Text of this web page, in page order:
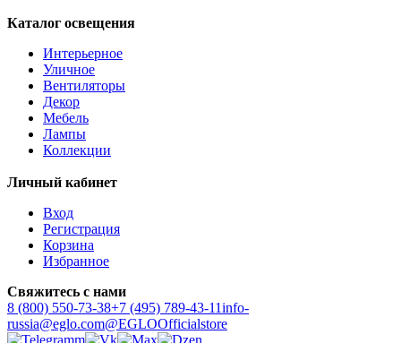
Каталог освещения
Интерьерное
Уличное
Вентиляторы
Декор
Мебель
Лампы
Коллекции
Личный кабинет
Вход
Регистрация
Корзина
Избранное
Свяжитесь с нами
8 (800) 550-73-38+7 (495) 789-43-11info-
russia@eglo.com@EGLOOfficialstore